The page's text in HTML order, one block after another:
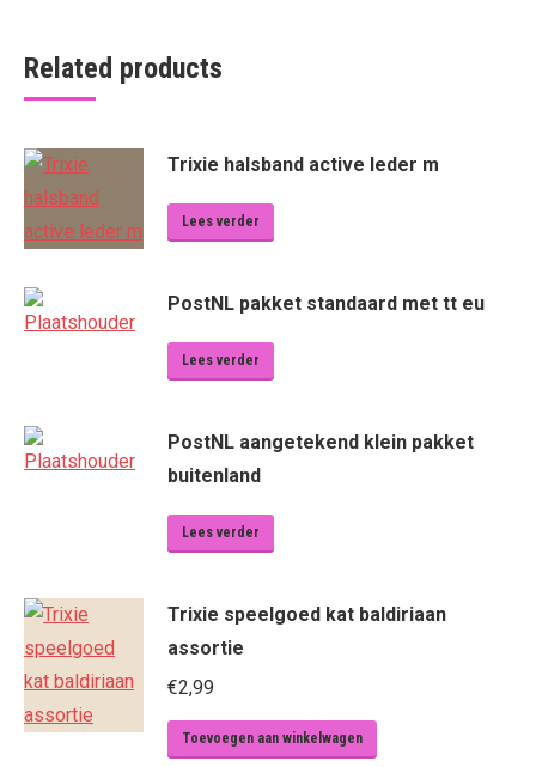
Related products
Trixie halsband active leder m
Lees verder
PostNL pakket standaard met tt eu
Lees verder
PostNL aangetekend klein pakket
buitenland
Lees verder
Trixie speelgoed kat baldiriaan
assortie
€2,99
Toevoegen aan winkelwagen